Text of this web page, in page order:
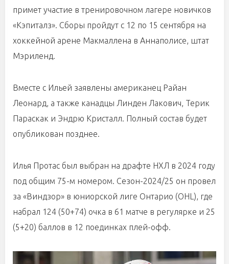
примет участие в тренировочном лагере новичков
«Кэпиталз». Сборы пройдут с 12 по 15 сентября на
хоккейной арене Макмаллена в Аннаполисе, штат
Мэриленд.
Вместе с Ильей заявлены американец Райан
Леонард, а также канадцы Линден Лакович, Терик
Параскак и Эндрю Кристалл. Полный состав будет
опубликован позднее.
Илья Протас был выбран на драфте НХЛ в 2024 году
под общим 75-м номером. Сезон-2024/25 он провел
за «Виндзор» в юниорской лиге Онтарио (OHL), где
набрал 124 (50+74) очка в 61 матче в регулярке и 25
(5+20) баллов в 12 поединках плей-офф.